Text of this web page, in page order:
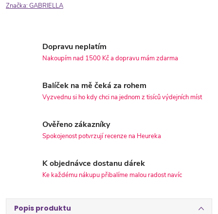
Značka:GABRIELLA
Dopravu neplatím
Nakoupím nad 1500 Kč a dopravu mám zdarma
Balíček na mě čeká za rohem
Vyzvednu si ho kdy chci na jednom z tisíců výdejních míst
Ověřeno zákazníky
Spokojenost potvrzují recenze na Heureka
K objednávce dostanu dárek
Ke každému nákupu přibalíme malou radost navíc
Popis produktu